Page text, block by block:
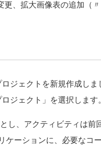
、拡大画像表の追加（〃
ジェクトを新規作成しま
ジェクト」を選択します。
、アクティビティは前
ーションに、必要なコ